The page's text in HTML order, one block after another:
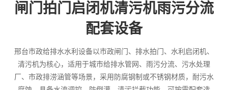
闸门拍门启闭机清污机雨污分流
配套设备
邢台市政给排水水利设备以市政闸门、排水拍门、水利启闭机、
清污机为核心，适用于城市给排水管网、雨污分流、污水处理
厂、市政排涝涵管等场景，采用防腐钢制或不锈钢材质，耐污水